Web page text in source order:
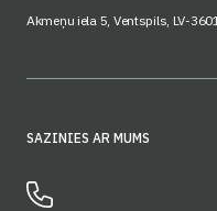
Akmeņu iela 5, Ventspils, LV-
SAZINIES AR MUMS